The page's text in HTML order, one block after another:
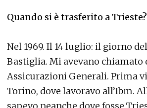
Quando si è trasferito a Trieste?
Nel 1969. Il 14 luglio: il giorno
Bastiglia. Mi avevano chiamato
Assicurazioni Generali. Prima
Torino, dove lavoravo all’Ibm.
sapevo neanche dove fosse